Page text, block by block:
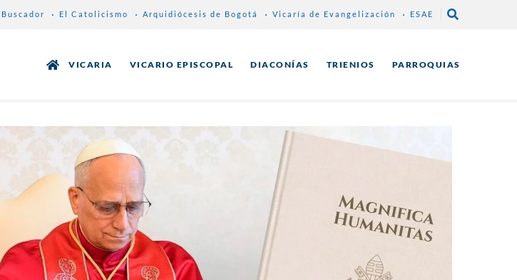
Buscador El Catolicismo Arquidiócesis de Bogotá Vicaría de Evangelización ESAE
VICARIA VICARIO EPISCOPAL DIACONÍAS TRIENIOS PARROQUIAS